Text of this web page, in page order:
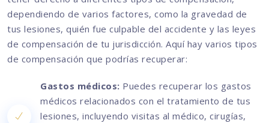
dependiendo de varios factores, como la gravedad de
tus lesiones, quién fue culpable del accidente y las leyes
de compensación de tu jurisdicción. Aquí hay varios tipos
de compensación que podrías recuperar:
Gastos médicos: Puedes recuperar los gastos
médicos relacionados con el tratamiento de tus
lesiones, incluyendo visitas al médico, cirugías,